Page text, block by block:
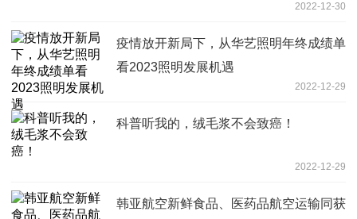
2022-12-30
疫情放开新局下，从华艺照明年终成绩单
看2023照明发展机遇
2022-12-29
科普听我的，绒毛浆不会致癌！
2022-12-29
韩亚航空新鲜食品、医药品航空运输同获